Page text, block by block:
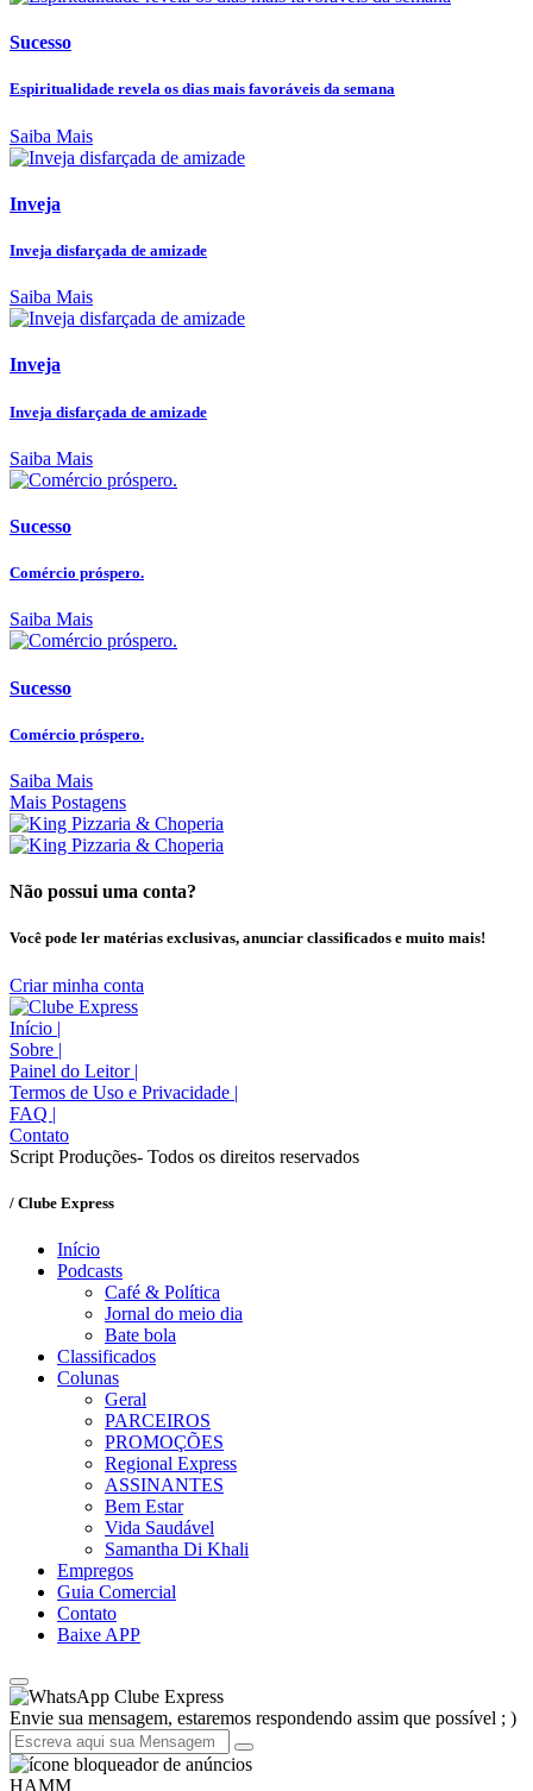
Sucesso
Espiritualidade revela os dias mais favoráveis da semana
Saiba Mais
Inveja
Inveja disfarçada de amizade
Saiba Mais
Inveja
Inveja disfarçada de amizade
Saiba Mais
Sucesso
Comércio próspero.
Saiba Mais
Sucesso
Comércio próspero.
Saiba Mais
Mais Postagens
Não possui uma conta?
Você pode ler matérias exclusivas, anunciar classificados e muito mais!
Criar minha conta
Início |
Sobre |
Painel do Leitor |
Termos de Uso e Privacidade |
FAQ |
Contato
Script Produções- Todos os direitos reservados
/ Clube Express
Início
Podcasts
Café & Política
Jornal do meio dia
Bate bola
Classificados
Colunas
Geral
PARCEIROS
PROMOÇÕES
Regional Express
ASSINANTES
Bem Estar
Vida Saudável
Samantha Di Khali
Empregos
Guia Comercial
Contato
Baixe APP
Clube Express
Envie sua mensagem, estaremos respondendo assim que possível ; )
HAMM